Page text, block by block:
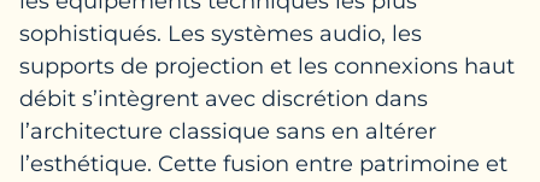
sophistiqués. Les systèmes audio, les
supports de projection et les connexions haut
débit s’intègrent avec discrétion dans
l’architecture classique sans en altérer
l’esthétique. Cette fusion entre patrimoine et